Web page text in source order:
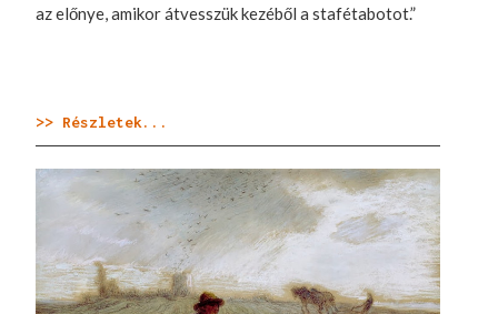
az előnye, amikor átvesszük kezéből a stafétabotot.”
>> Részletek...